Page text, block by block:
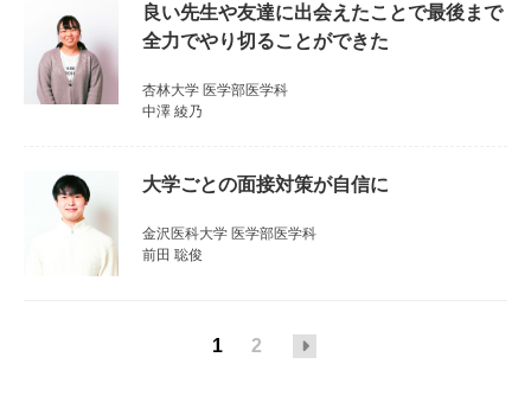
良い先生や友達に出会えたことで最後まで
全力でやり切ることができた
杏林大学 医学部医学科
中澤 綾乃
大学ごとの面接対策が自信に
金沢医科大学 医学部医学科
前田 聡俊
1 2